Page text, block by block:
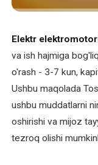
Asinxron
ta'mirlash
Bir
fazali
elektromotorni
qayta
Elektr
va ish hajmiga
o'rash - 3-7 kun,
Ushbu maqolada
ushbu muddatlarni
oshirishi va mijoz
tezroq olishi